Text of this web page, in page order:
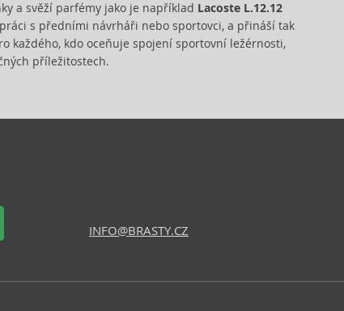
a svěží parfémy jako je například Lacoste L.12.12
s předními návrháři nebo sportovci, a přináší tak
každého, kdo oceňuje spojení sportovní ležérnosti,
příležitostech.
INFO@BRASTY.CZ